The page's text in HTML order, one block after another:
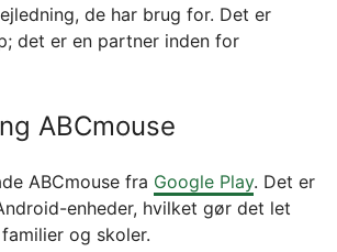
de har brug for. Det er
det er en partner inden for
ABCmouse
ABCmouse fra Google Play. Det er
enheder, hvilket gør det let
og skoler.